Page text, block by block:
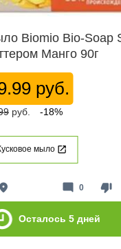
Biomio Bio-Soap
Манго 90г
руб.
руб. -18%
мыло
place thumb_down
mode_comment 0
Осталось 5 дней